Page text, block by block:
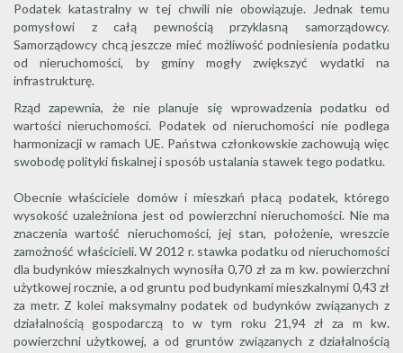
Podatek katastralny w tej chwili nie obowiązuje. Jednak temu
pomysłowi z całą pewnością przyklasną samorządowcy.
Samorządowcy chcą jeszcze mieć możliwość podniesienia podatku
od nieruchomości, by gminy mogły zwiększyć wydatki na
infrastrukturę.
Rząd zapewnia, że nie planuje się wprowadzenia podatku od
wartości nieruchomości. Podatek od nieruchomości nie podlega
harmonizacji w ramach UE. Państwa członkowskie zachowują więc
swobodę polityki fiskalnej i sposób ustalania stawek tego podatku.
Obecnie właściciele domów i mieszkań płacą podatek, którego
wysokość uzależniona jest od powierzchni nieruchomości. Nie ma
znaczenia wartość nieruchomości, jej stan, położenie, wreszcie
zamożność właścicieli. W 2012 r. stawka podatku od nieruchomości
dla budynków mieszkalnych wynosiła 0,70 zł za m kw. powierzchni
użytkowej rocznie, a od gruntu pod budynkami mieszkalnymi 0,43 zł
za metr. Z kolei maksymalny podatek od budynków związanych z
działalnością gospodarczą to w tym roku 21,94 zł za m kw.
powierzchni użytkowej, a od gruntów związanych z działalnością